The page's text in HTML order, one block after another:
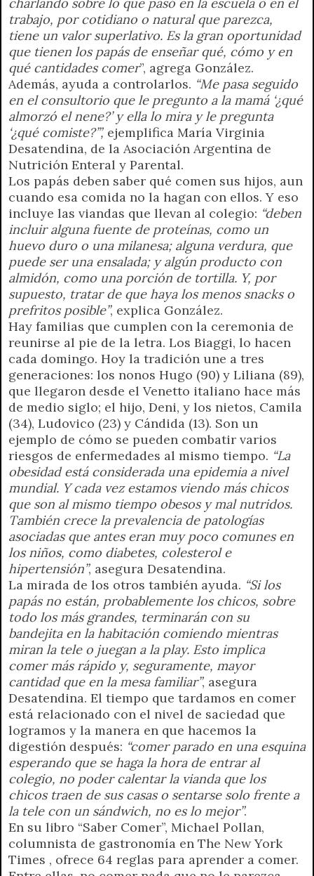
trabajo, por cotidiano o natural que parezca,
tiene un valor superlativo. Es la gran oportunidad
que tienen los papás de enseñar qué, cómo y en
qué cantidades comer”, agrega González.
Además, ayuda a controlarlos. “Me pasa seguido
en el consultorio que le pregunto a la mamá ‘¿qué
almorzó el nene?’ y ella lo mira y le pregunta
‘¿qué comiste?’”, ejemplifica María Virginia
Desatendina, de la Asociación Argentina de
Nutrición Enteral y Parental.
Los papás deben saber qué comen sus hijos, aun
cuando esa comida no la hagan con ellos. Y eso
incluye las viandas que llevan al colegio: “deben
incluir alguna fuente de proteínas, como un
huevo duro o una milanesa; alguna verdura, que
puede ser una ensalada; y algún producto con
almidón, como una porción de tortilla. Y, por
supuesto, tratar de que haya los menos snacks o
prefritos posible”, explica González.
Hay familias que cumplen con la ceremonia de
reunirse al pie de la letra. Los Biaggi, lo hacen
cada domingo. Hoy la tradición une a tres
generaciones: los nonos Hugo (90) y Liliana (89),
que llegaron desde el Venetto italiano hace más
de medio siglo; el hijo, Deni, y los nietos, Camila
(34), Ludovico (23) y Cándida (13). Son un
ejemplo de cómo se pueden combatir varios
riesgos de enfermedades al mismo tiempo. “La
obesidad está considerada una epidemia a nivel
mundial. Y cada vez estamos viendo más chicos
que son al mismo tiempo obesos y mal nutridos.
También crece la prevalencia de patologías
asociadas que antes eran muy poco comunes en
los niños, como diabetes, colesterol e
hipertensión”, asegura Desatendina.
La mirada de los otros también ayuda. “Si los
papás no están, probablemente los chicos, sobre
todo los más grandes, terminarán con su
bandejita en la habitación comiendo mientras
miran la tele o juegan a la play. Esto implica
comer más rápido y, seguramente, mayor
cantidad que en la mesa familiar”, asegura
Desatendina. El tiempo que tardamos en comer
está relacionado con el nivel de saciedad que
logramos y la manera en que hacemos la
digestión después: “comer parado en una esquina
esperando que se haga la hora de entrar al
colegio, no poder calentar la vianda que los
chicos traen de sus casas o sentarse solo frente a
la tele con un sándwich, no es lo mejor”.
En su libro “Saber Comer”, Michael Pollan,
columnista de gastronomía en The New York
Times , ofrece 64 reglas para aprender a comer.